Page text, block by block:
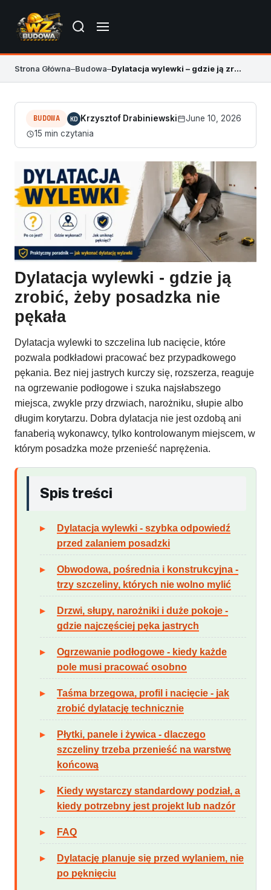
Strona Główna–Budowa– Dylatacja wylewki – gdzie ją zrobić, żeby nie pękała
BUDOWA KD Krzysztof Drabiniewski
June 10, 2026
15 min czytania
Dylatacja wylewki - gdzie ją
zrobić, żeby posadzka nie
pękała
Dylatacja wylewki to szczelina lub nacięcie, które
pozwala podkładowi pracować bez przypadkowego
pękania. Bez niej jastrych kurczy się, rozszerza, reaguje
na ogrzewanie podłogowe i szuka najsłabszego
miejsca, zwykle przy drzwiach, narożniku, słupie albo
długim korytarzu. Dobra dylatacja nie jest ozdobą ani
fanaberią wykonawcy, tylko kontrolowanym miejscem, w
którym posadzka może przenieść naprężenia.
Spis treści
Dylatacja wylewki - szybka odpowiedź
przed zalaniem posadzki
Obwodowa, pośrednia i konstrukcyjna -
trzy szczeliny, których nie wolno mylić
Drzwi, słupy, narożniki i duże pokoje -
gdzie najczęściej pęka jastrych
Ogrzewanie podłogowe - kiedy każde
pole musi pracować osobno
Taśma brzegowa, profil i nacięcie - jak
zrobić dylatację technicznie
Płytki, panele i żywica - dlaczego
szczeliny trzeba przenieść na warstwę
końcową
Kiedy wystarczy standardowy podział, a
kiedy potrzebny jest projekt lub nadzór
FAQ
Dylatację planuje się przed wylaniem, nie
po pęknięciu